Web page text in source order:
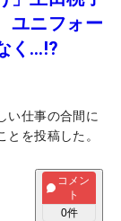
ユニフォー
く…!?
い仕事の合間に
を投稿した。
コメン
ト
0件